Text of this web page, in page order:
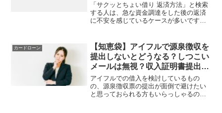
「サクッとちょい借り 返済方法」と検索
する人は、急な資金調達をした後の返済
に不安を感じているケースが多いです。
は注意が必要です。本記事では、返済方
法の仕組みや分割返済が...
カードローン
【知恵袋】アイフルで源泉徴収を
提出しないとどうなる？しつこい
メールは無視？収入証明書提出
後・50万以下。キャンペーンはい
つまで？
アイフルでの借入を検討しているもの
の、源泉徴収票の提出が面倒で避けたい
と思っておられる方もいらっしゃるので